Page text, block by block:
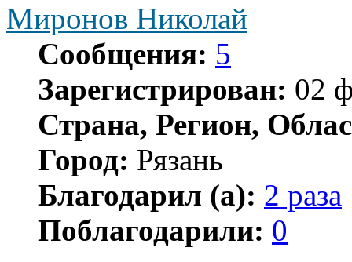
Миронов Николай
Сообщения: 5
Зарегистрирован: 02
Страна, Регион,
Город: Рязань
Благодарил (а): 2 раза
Поблагодарили: 0